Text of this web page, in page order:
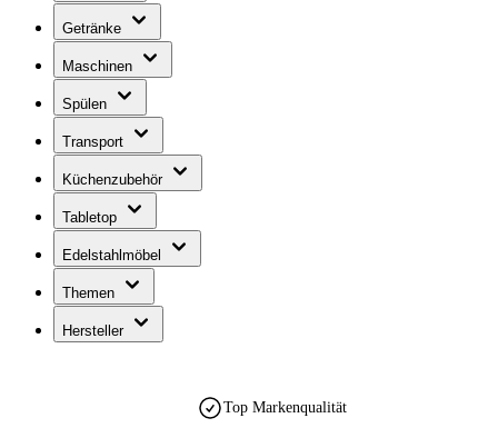
Getränke
Maschinen
Spülen
Transport
Küchenzubehör
Tabletop
Edelstahlmöbel
Themen
Hersteller
Top Markenqualität